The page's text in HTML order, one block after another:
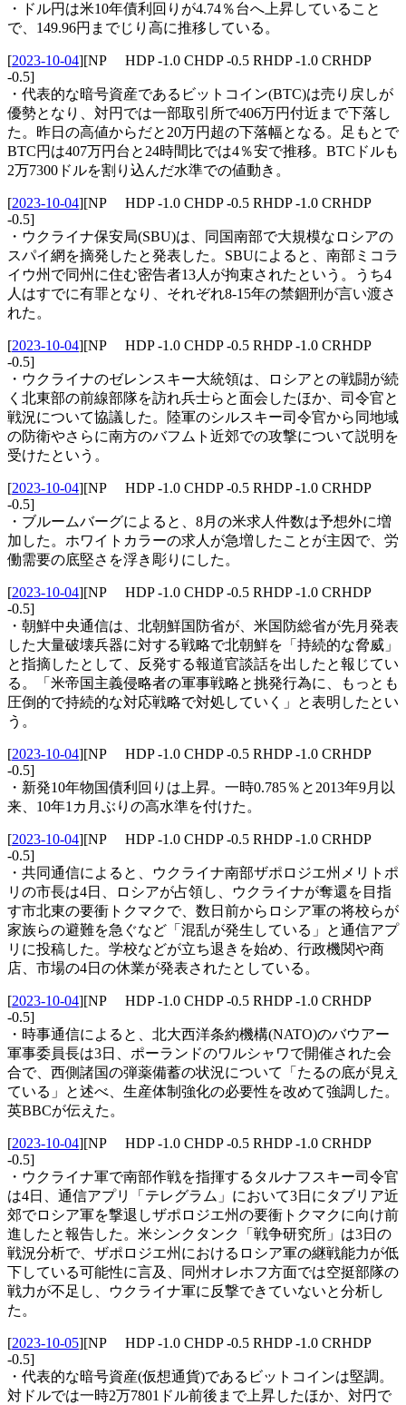
・ドル円は米10年債利回りが4.74％台へ上昇していること
で、149.96円までじり高に推移している。
[2023-10-04][NP HDP -1.0 CHDP -0.5 RHDP -1.0 CRHDP
-0.5]
・代表的な暗号資産であるビットコイン(BTC)は売り戻しが
優勢となり、対円では一部取引所で406万円付近まで下落し
た。昨日の高値からだと20万円超の下落幅となる。足もとで
BTC円は407万円台と24時間比では4％安で推移。BTCドルも
2万7300ドルを割り込んだ水準での値動き。
[2023-10-04][NP HDP -1.0 CHDP -0.5 RHDP -1.0 CRHDP
-0.5]
・ウクライナ保安局(SBU)は、同国南部で大規模なロシアの
スパイ網を摘発したと発表した。SBUによると、南部ミコラ
イウ州で同州に住む密告者13人が拘束されたという。うち4
人はすでに有罪となり、それぞれ8-15年の禁錮刑が言い渡さ
れた。
[2023-10-04][NP HDP -1.0 CHDP -0.5 RHDP -1.0 CRHDP
-0.5]
・ウクライナのゼレンスキー大統領は、ロシアとの戦闘が続
く北東部の前線部隊を訪れ兵士らと面会したほか、司令官と
戦況について協議した。陸軍のシルスキー司令官から同地域
の防衛やさらに南方のバフムト近郊での攻撃について説明を
受けたという。
[2023-10-04][NP HDP -1.0 CHDP -0.5 RHDP -1.0 CRHDP
-0.5]
・ブルームバーグによると、8月の米求人件数は予想外に増
加した。ホワイトカラーの求人が急増したことが主因で、労
働需要の底堅さを浮き彫りにした。
[2023-10-04][NP HDP -1.0 CHDP -0.5 RHDP -1.0 CRHDP
-0.5]
・朝鮮中央通信は、北朝鮮国防省が、米国防総省が先月発表
した大量破壊兵器に対する戦略で北朝鮮を「持続的な脅威」
と指摘したとして、反発する報道官談話を出したと報じてい
る。「米帝国主義侵略者の軍事戦略と挑発行為に、もっとも
圧倒的で持続的な対応戦略で対処していく」と表明したとい
う。
[2023-10-04][NP HDP -1.0 CHDP -0.5 RHDP -1.0 CRHDP
-0.5]
・新発10年物国債利回りは上昇。一時0.785％と2013年9月以
来、10年1カ月ぶりの高水準を付けた。
[2023-10-04][NP HDP -1.0 CHDP -0.5 RHDP -1.0 CRHDP
-0.5]
・共同通信によると、ウクライナ南部ザポロジエ州メリトポ
リの市長は4日、ロシアが占領し、ウクライナが奪還を目指
す市北東の要衝トクマクで、数日前からロシア軍の将校らが
家族らの避難を急ぐなど「混乱が発生している」と通信アプ
リに投稿した。学校などが立ち退きを始め、行政機関や商
店、市場の4日の休業が発表されたとしている。
[2023-10-04][NP HDP -1.0 CHDP -0.5 RHDP -1.0 CRHDP
-0.5]
・時事通信によると、北大西洋条約機構(NATO)のバウアー
軍事委員長は3日、ポーランドのワルシャワで開催された会
合で、西側諸国の弾薬備蓄の状況について「たるの底が見え
ている」と述べ、生産体制強化の必要性を改めて強調した。
英BBCが伝えた。
[2023-10-04][NP HDP -1.0 CHDP -0.5 RHDP -1.0 CRHDP
-0.5]
・ウクライナ軍で南部作戦を指揮するタルナフスキー司令官
は4日、通信アプリ「テレグラム」において3日にタブリア近
郊でロシア軍を撃退しザポロジエ州の要衝トクマクに向け前
進したと報告した。米シンクタンク「戦争研究所」は3日の
戦況分析で、ザポロジエ州におけるロシア軍の継戦能力が低
下している可能性に言及、同州オレホフ方面では空挺部隊の
戦力が不足し、ウクライナ軍に反撃できていないと分析し
た。
[2023-10-05][NP HDP -1.0 CHDP -0.5 RHDP -1.0 CRHDP
-0.5]
・代表的な暗号資産(仮想通貨)であるビットコインは堅調。
対ドルでは一時2万7801ドル前後まで上昇したほか、対円で